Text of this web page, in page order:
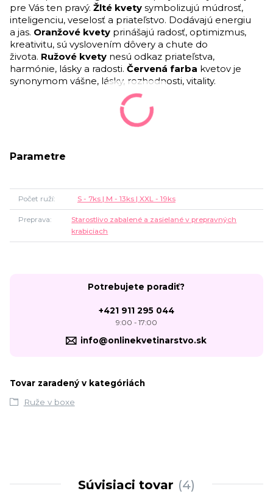
pre Vás ten pravý. Žlté kvety symbolizujú múdrosť,
inteligenciu, veselosť a priateľstvo. Dodávajú energiu
a jas. Oranžové kvety prinášajú radosť, optimizmus,
kreativitu, sú vyslovením dôvery a chute do
života. Ružové kvety nesú odkaz priateľstva,
harmónie, lásky a radosti. Červená farba kvetov je
synonymom vášne, lásky, rozhodnosti, vitality.
Parametre
Počet ruží S - 7ks | M - 13ks | XXL - 19ks
Preprava
Starostlivo zabalené a zasielané v prepravných
krabiciach
Potrebujete poradiť?
+421 911 295 044
9:00 - 17:00
info@onlinekvetinarstvo.sk
Tovar zaradený v kategóriách
Ruže v boxe
Súvisiaci tovar 4